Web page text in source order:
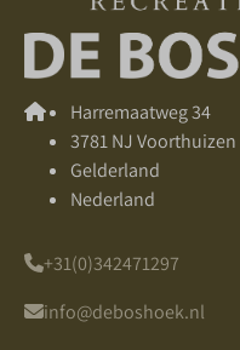
Harremaatweg 34
3781 NJ Voorthuizen
Gelderland
Nederland
+31(0)342471297
info@deboshoek.nl